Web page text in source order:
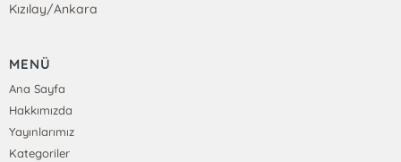
Kızılay/Ankara
MENÜ
Ana Sayfa
Hakkımızda
Yayınlarımız
Kategoriler